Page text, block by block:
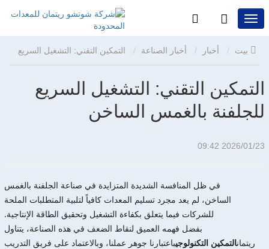
أخبار أخبار الصناعة التمكين التقني: التشغيل السريع
للجلفنة بالغمس الساخن
التمكين التقني: التشغيل السريع
للجلفنة بالغمس الساخن
2026/01/23 09:42
في ظل المنافسة الشديدة المتزايدة في صناعة الجلفنة بالغمس
الساخن، لم يعد مجرد تسليم المعدات كافياً لتلبية المتطلبات الملحة
للشركات فيما يتعلق بكفاءة التشغيل وتحقيق الطاقة الإنتاجية.
بفضل فهمه العميق لنقاط الضعف في هذه الصناعة، يتناول
ريتمانالتمكين التكنولوجيباعتبارنا جوهر عملنا، وبالاعتماد على فريق التدريب